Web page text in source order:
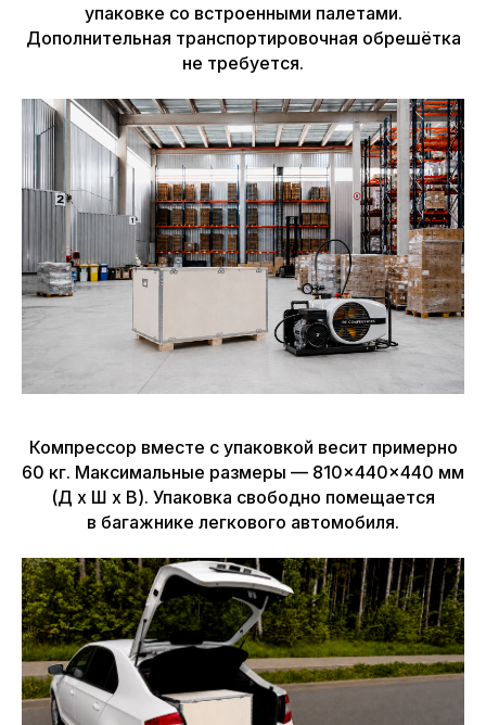
упаковке со встроенными палетами.
Дополнительная транспортировочная обрешётка
не требуется.
Компрессор вместе с упаковкой весит примерно
60 кг. Максимальные размеры — 810×440×440 мм
(Д x Ш x В). Упаковка свободно помещается
в багажнике легкового автомобиля.